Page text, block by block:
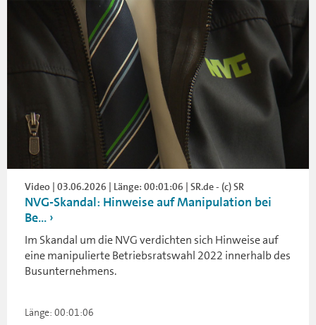
Video | 03.06.2026 | Länge: 00:01:06 | SR.de - (c) SR
NVG-Skandal: Hinweise auf Manipulation bei
Be...
Im Skandal um die NVG verdichten sich Hinweise auf
eine manipulierte Betriebsratswahl 2022 innerhalb des
Busunternehmens.
Länge: 00:01:06